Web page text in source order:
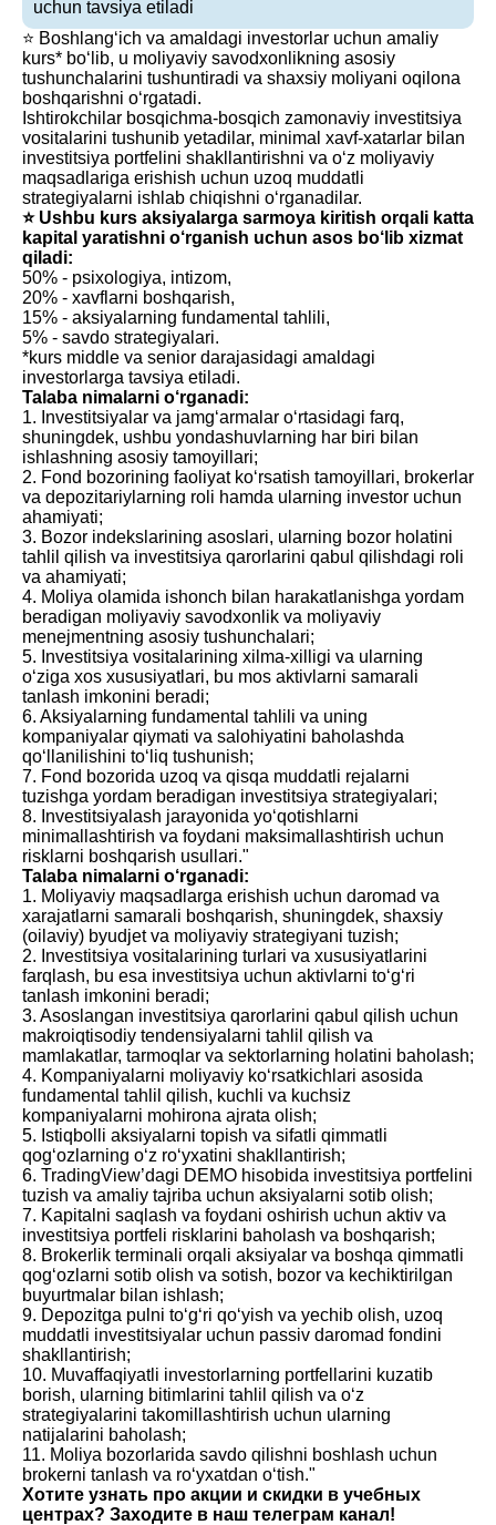
uchun tavsiya etiladi
⭐️ Boshlang‘ich va amaldagi investorlar uchun amaliy
kurs* bo‘lib, u moliyaviy savodxonlikning asosiy
tushunchalarini tushuntiradi va shaxsiy moliyani oqilona
boshqarishni o‘rgatadi.
Ishtirokchilar bosqichma-bosqich zamonaviy investitsiya
vositalarini tushunib yetadilar, minimal xavf-xatarlar bilan
investitsiya portfelini shakllantirishni va o‘z moliyaviy
maqsadlariga erishish uchun uzoq muddatli
strategiyalarni ishlab chiqishni o‘rganadilar.
⭐️ Ushbu kurs aksiyalarga sarmoya kiritish orqali katta
kapital yaratishni o‘rganish uchun asos bo‘lib xizmat
qiladi:
50% - psixologiya, intizom,
20% - xavflarni boshqarish,
15% - aksiyalarning fundamental tahlili,
5% - savdo strategiyalari.
*kurs middle va senior darajasidagi amaldagi
investorlarga tavsiya etiladi.
Talaba nimalarni o‘rganadi:
1. Investitsiyalar va jamg‘armalar o‘rtasidagi farq,
shuningdek, ushbu yondashuvlarning har biri bilan
ishlashning asosiy tamoyillari;
2. Fond bozorining faoliyat ko‘rsatish tamoyillari, brokerlar
va depozitariylarning roli hamda ularning investor uchun
ahamiyati;
3. Bozor indekslarining asoslari, ularning bozor holatini
tahlil qilish va investitsiya qarorlarini qabul qilishdagi roli
va ahamiyati;
4. Moliya olamida ishonch bilan harakatlanishga yordam
beradigan moliyaviy savodxonlik va moliyaviy
menejmentning asosiy tushunchalari;
5. Investitsiya vositalarining xilma-xilligi va ularning
o‘ziga xos xususiyatlari, bu mos aktivlarni samarali
tanlash imkonini beradi;
6. Aksiyalarning fundamental tahlili va uning
kompaniyalar qiymati va salohiyatini baholashda
qo‘llanilishini to‘liq tushunish;
7. Fond bozorida uzoq va qisqa muddatli rejalarni
tuzishga yordam beradigan investitsiya strategiyalari;
8. Investitsiyalash jarayonida yo‘qotishlarni
minimallashtirish va foydani maksimallashtirish uchun
risklarni boshqarish usullari."
Talaba nimalarni o‘rganadi:
1. Moliyaviy maqsadlarga erishish uchun daromad va
xarajatlarni samarali boshqarish, shuningdek, shaxsiy
(oilaviy) byudjet va moliyaviy strategiyani tuzish;
2. Investitsiya vositalarining turlari va xususiyatlarini
farqlash, bu esa investitsiya uchun aktivlarni to‘g‘ri
tanlash imkonini beradi;
3. Asoslangan investitsiya qarorlarini qabul qilish uchun
makroiqtisodiy tendensiyalarni tahlil qilish va
mamlakatlar, tarmoqlar va sektorlarning holatini baholash;
4. Kompaniyalarni moliyaviy ko‘rsatkichlari asosida
fundamental tahlil qilish, kuchli va kuchsiz
kompaniyalarni mohirona ajrata olish;
5. Istiqbolli aksiyalarni topish va sifatli qimmatli
qog‘ozlarning o‘z ro‘yxatini shakllantirish;
6. TradingView’dagi DEMO hisobida investitsiya portfelini
tuzish va amaliy tajriba uchun aksiyalarni sotib olish;
7. Kapitalni saqlash va foydani oshirish uchun aktiv va
investitsiya portfeli risklarini baholash va boshqarish;
8. Brokerlik terminali orqali aksiyalar va boshqa qimmatli
qog‘ozlarni sotib olish va sotish, bozor va kechiktirilgan
buyurtmalar bilan ishlash;
9. Depozitga pulni to‘g‘ri qo‘yish va yechib olish, uzoq
muddatli investitsiyalar uchun passiv daromad fondini
shakllantirish;
10. Muvaffaqiyatli investorlarning portfellarini kuzatib
borish, ularning bitimlarini tahlil qilish va o‘z
strategiyalarini takomillashtirish uchun ularning
natijalarini baholash;
11. Moliya bozorlarida savdo qilishni boshlash uchun
brokerni tanlash va ro‘yxatdan o‘tish."
Хотите узнать про акции и скидки в учебных
центрах? Заходите в наш телеграм канал!